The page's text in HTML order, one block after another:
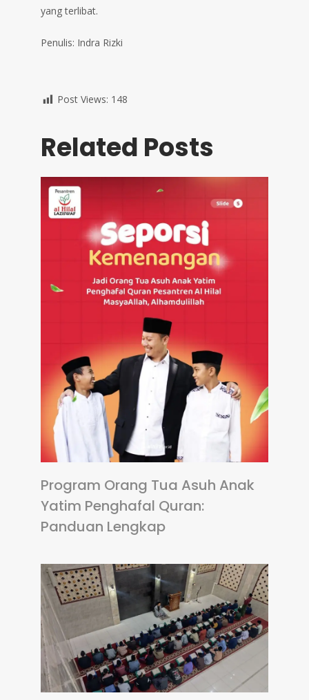
yang terlibat.
Penulis: Indra Rizki
Post Views: 148
Related Posts
Program Orang Tua Asuh Anak
Yatim Penghafal Quran:
Panduan Lengkap